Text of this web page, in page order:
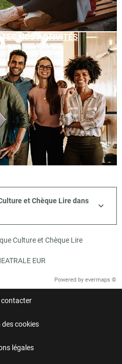
NOS ACTIVITÉS
et Chèque Lire dans
Culture et Chèque Lire
EUR
Powered by evermaps ©
contacter
des cookies
légales